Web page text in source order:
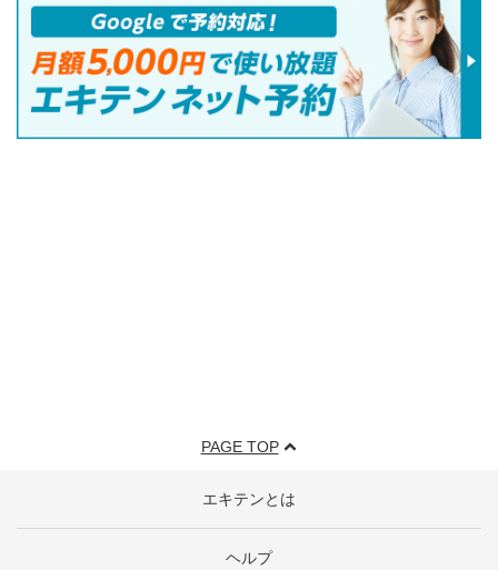
PAGE TOP
エキテンとは
ヘルプ